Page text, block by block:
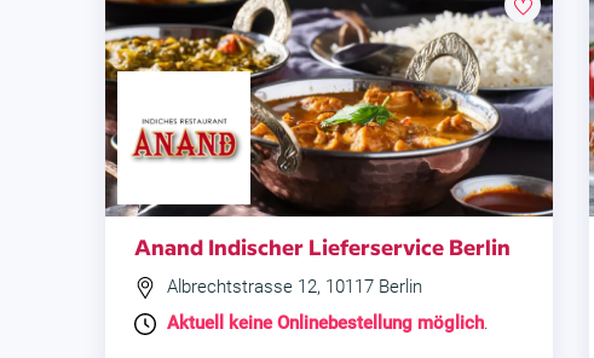
Anand Indischer Lieferservice Berlin
Albrechtstrasse 12, 10117 Berlin
Aktuell keine Onlinebestellung möglich.